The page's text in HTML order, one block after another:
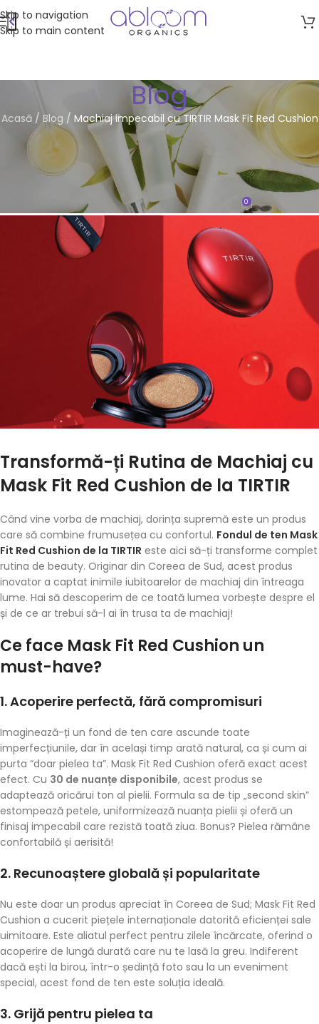
Skip to navigation
Skip to main content
Blog
Acasă/ Blog / Machiaj impecabil cu TIRTIR Mask Fit Red Cushion
FRUMUSEȚE
Machiaj impecabil cu TIRTIR
Mask Fit Red Cushion
Abloom Organics On 20/01/2025 0
Transformă-ți Rutina de Machiaj cu
Mask Fit Red Cushion de la TIRTIR
Când vine vorba de machiaj, dorința supremă este un produs
care să combine frumusețea cu confortul. Fondul de ten Mask
Fit Red Cushion de la TIRTIR este aici să-ți transforme complet
rutina de beauty. Originar din Coreea de Sud, acest produs
inovator a captat inimile iubitoarelor de machiaj din întreaga
lume. Hai să descoperim de ce toată lumea vorbește despre el
și de ce ar trebui să-l ai în trusa ta de machiaj!
Ce face Mask Fit Red Cushion un
must-have?
1.Acoperire perfectă, fără compromisuri
Imaginează-ți un fond de ten care ascunde toate
imperfecțiunile, dar în același timp arată natural, ca și cum ai
purta “doar pielea ta”. Mask Fit Red Cushion oferă exact acest
efect. Cu 30 de nuanțe disponibile, acest produs se
adaptează oricărui ton al pielii. Formula sa de tip „second skin”
estompează petele, uniformizează nuanța pielii și oferă un
finisaj impecabil care rezistă toată ziua. Bonus? Pielea rămâne
confortabilă și aerisită!
2. Recunoaștere globală și popularitate
Nu este doar un produs apreciat în Coreea de Sud; Mask Fit Red
Cushion a cucerit piețele internaționale datorită eficienței sale
uimitoare. Este aliatul perfect pentru zilele încărcate, oferind o
acoperire de lungă durată care nu te lasă la greu. Indiferent
dacă ești la birou, într-o ședință foto sau la un eveniment
special, acest fond de ten este soluția ideală.
3. Grijă pentru pielea ta